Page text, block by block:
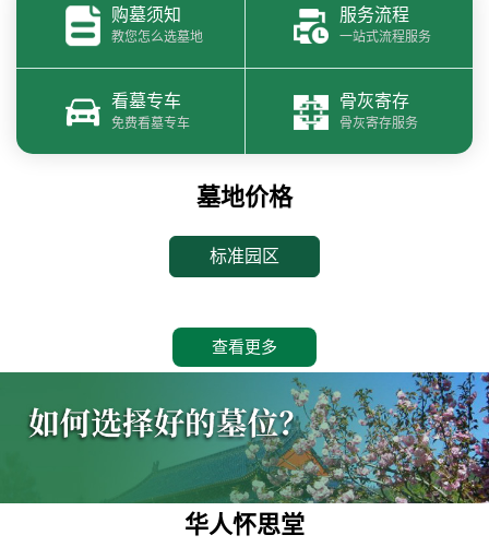
购墓须知
教您怎么选墓地
服务流程
一站式流程服务
看墓专车
免费看墓专车
骨灰寄存
骨灰寄存服务
墓地价格
标准园区
查看更多
华人怀思堂